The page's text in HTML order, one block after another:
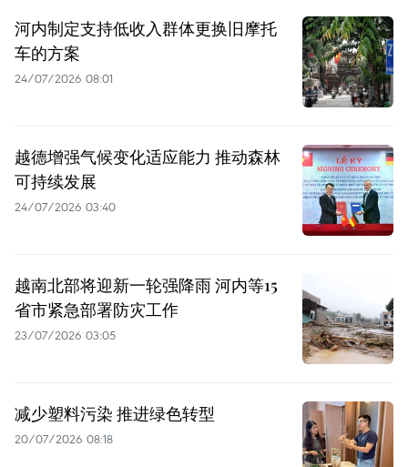
河内制定支持低收入群体更换旧摩托
车的方案
24/07/2026 08:01
越德增强气候变化适应能力 推动森林
可持续发展
24/07/2026 03:40
越南北部将迎新一轮强降雨 河内等15
省市紧急部署防灾工作
23/07/2026 03:05
减少塑料污染 推进绿色转型
20/07/2026 08:18